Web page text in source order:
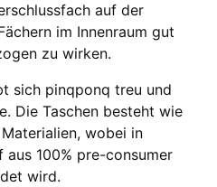
auf der
im Innenraum gut
zu wirken.
sich pinqponq treu und
Die Taschen besteht wie
wobei in
100% pre-consumer
wird.